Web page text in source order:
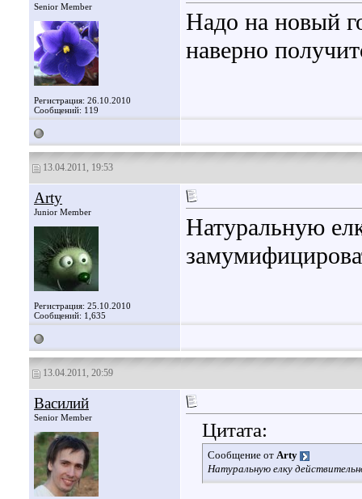
Senior Member
Регистрация: 26.10.2010
Сообщений: 119
Надо на новый
наверно
13.04.2011, 19:53
Arty
Junior Member
Регистрация: 25.10.2010
Сообщений: 1,635
Натуральную
13.04.2011, 20:59
Василий
Senior Member
Цитата:
Сообщение от Arty
Натуральную елку